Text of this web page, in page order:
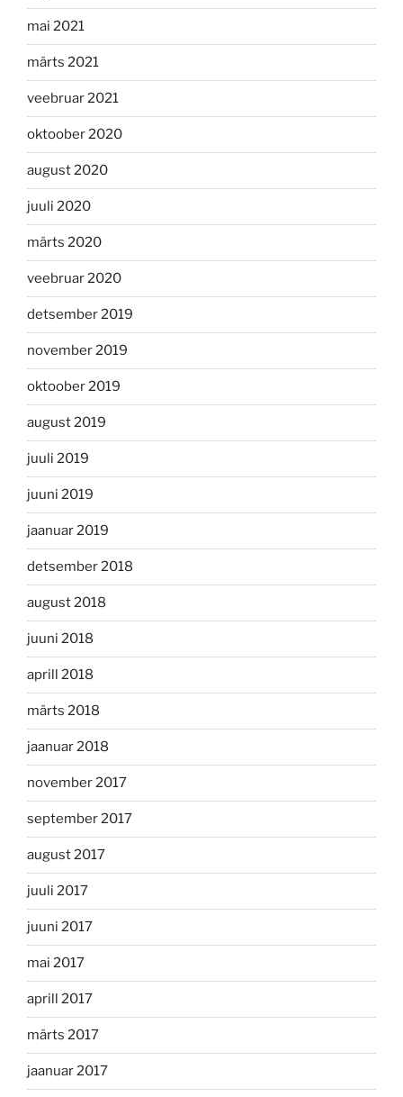
mai 2021
märts 2021
veebruar 2021
oktoober 2020
august 2020
juuli 2020
märts 2020
veebruar 2020
detsember 2019
november 2019
oktoober 2019
august 2019
juuli 2019
juuni 2019
jaanuar 2019
detsember 2018
august 2018
juuni 2018
aprill 2018
märts 2018
jaanuar 2018
november 2017
september 2017
august 2017
juuli 2017
juuni 2017
mai 2017
aprill 2017
märts 2017
jaanuar 2017